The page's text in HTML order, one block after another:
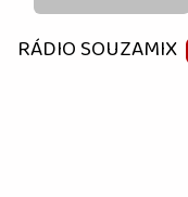
RÁDIO SOUZAMIX